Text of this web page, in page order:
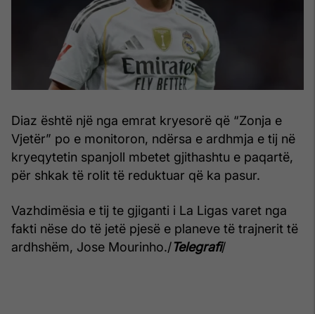
Diaz është një nga emrat kryesorë që “Zonja e
Vjetër” po e monitoron, ndërsa e ardhmja e tij në
kryeqytetin spanjoll mbetet gjithashtu e paqartë,
për shkak të rolit të reduktuar që ka pasur.
Vazhdimësia e tij te gjiganti i La Ligas varet nga
fakti nëse do të jetë pjesë e planeve të trajnerit të
ardhshëm, Jose Mourinho./Telegrafi/